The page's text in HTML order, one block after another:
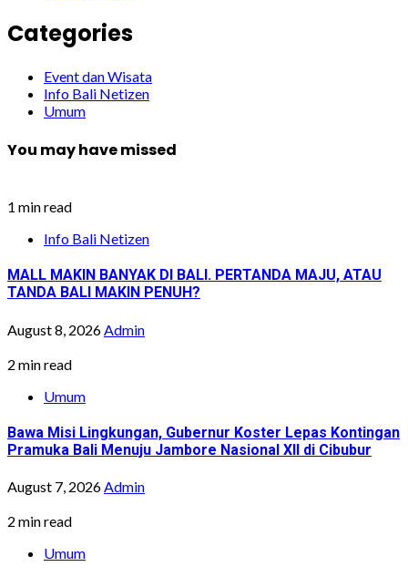
Categories
Event dan Wisata
Info Bali Netizen
Umum
You may have missed
1 min read
Info Bali Netizen
MALL MAKIN BANYAK DI BALI. PERTANDA MAJU, ATAU
TANDA BALI MAKIN PENUH?
August 8, 2026 Admin
2 min read
Umum
Bawa Misi Lingkungan, Gubernur Koster Lepas Kontingan
Pramuka Bali Menuju Jambore Nasional XII di Cibubur
August 7, 2026Admin
2 min read
Umum